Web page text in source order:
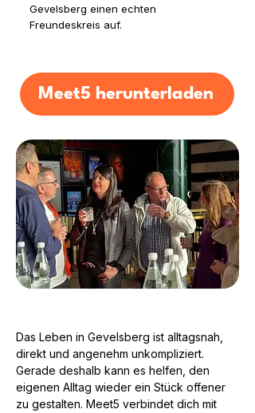
Gevelsberg einen echten
Freundeskreis auf.
Meet5 herunterladen
Das Leben in Gevelsberg ist alltagsnah,
direkt und angenehm unkompliziert.
Gerade deshalb kann es helfen, den
eigenen Alltag wieder ein Stück offener
zu gestalten. Meet5 verbindet dich mit